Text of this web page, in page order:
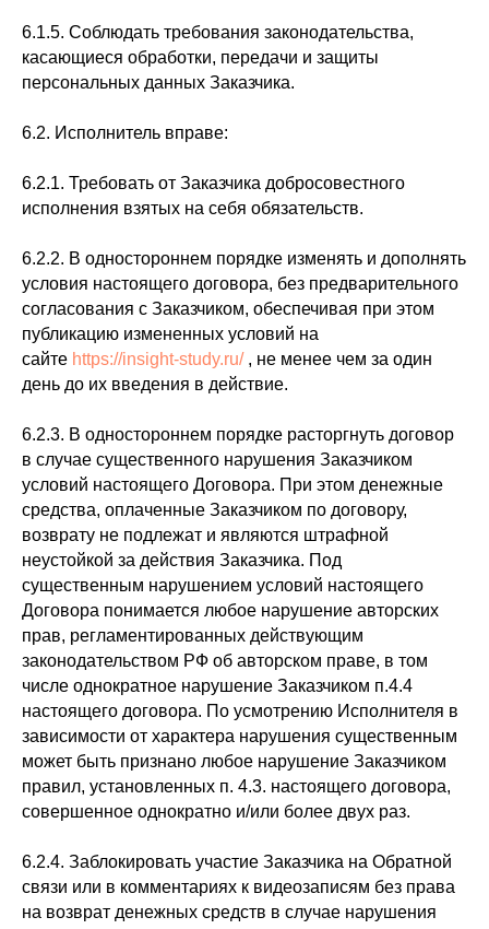
6.1.5. Соблюдать требования законодательства,
касающиеся обработки, передачи и защиты
персональных данных Заказчика.
6.2. Исполнитель вправе:
6.2.1. Требовать от Заказчика добросовестного
исполнения взятых на себя обязательств.
6.2.2. В одностороннем порядке изменять и дополнять
условия настоящего договора, без предварительного
согласования с Заказчиком, обеспечивая при этом
публикацию измененных условий на
сайте https://insight-study.ru/, не менее чем за один
день до их введения в действие.
6.2.3. В одностороннем порядке расторгнуть договор
в случае существенного нарушения Заказчиком
условий настоящего Договора. При этом денежные
средства, оплаченные Заказчиком по договору,
возврату не подлежат и являются штрафной
неустойкой за действия Заказчика. Под
существенным нарушением условий настоящего
Договора понимается любое нарушение авторских
прав, регламентированных действующим
законодательством РФ об авторском праве, в том
числе однократное нарушение Заказчиком п.4.4
настоящего договора. По усмотрению Исполнителя в
зависимости от характера нарушения существенным
может быть признано любое нарушение Заказчиком
правил, установленных п. 4.3. настоящего договора,
совершенное однократно и/или более двух раз.
6.2.4. Заблокировать участие Заказчика на Обратной
связи или в комментариях к видеозаписям без права
на возврат денежных средств в случае нарушения